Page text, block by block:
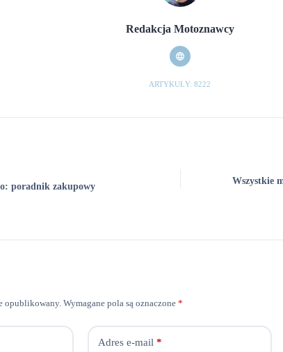
Redakcja Motoznawcy
ARTYKUŁY: 8222
poradnik zakupowy
Wszystkie
opublikowany. Wymagane pola są oznaczone*
Adres e-mail *